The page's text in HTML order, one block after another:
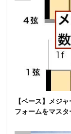
【ベース】メジ
フォームをマスタ